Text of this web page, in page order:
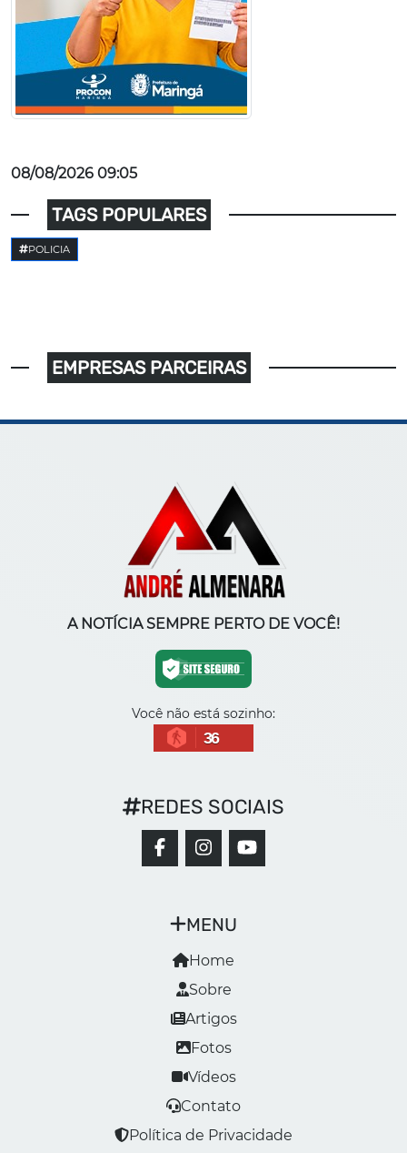
08/08/2026 09:05
TAGS POPULARES
POLICIA
EMPRESAS PARCEIRAS
A NOTÍCIA SEMPRE PERTO DE VOCÊ!
Você não está sozinho:
36
MENU
Home
Sobre
Artigos
Fotos
Vídeos
Contato
Política de Privacidade
REDES SOCIAIS